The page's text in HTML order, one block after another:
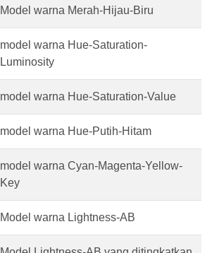
Model warna Merah-Hijau-Biru
model warna Hue-Saturation-
Luminosity
model warna Hue-Saturation-Value
model warna Hue-Putih-Hitam
model warna Cyan-Magenta-Yellow-
Key
Model warna Lightness-AB